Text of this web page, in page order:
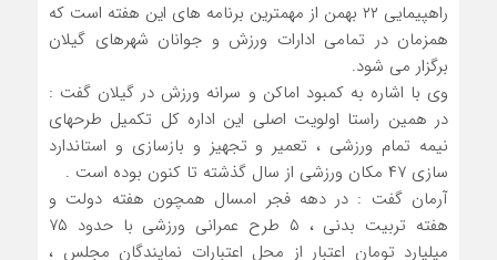
راهپیمایی ۲۲ بهمن از مهمترین برنامه های این هفته است که
همزمان در تمامی ادارات ورزش و جوانان شهرهای گیلان
برگزار می شود.
وی با اشاره به کمبود اماکن و سرانه ورزش در گیلان گفت :
در همین راستا اولویت اصلی این اداره کل تکمیل طرحهای
نیمه تمام ورزشی ، تعمیر و تجهیز و بازسازی و استاندارد
سازی ۴۷ مکان ورزشی از سال گذشته تا کنون بوده است .
آرمان گفت : در دهه فجر امسال همچون هفته دولت و
هفته تربیت بدنی ، ۵ طرح عمرانی ورزشی با حدود ۷۵
میلیارد تومان اعتبار از محل اعتبارات نمایندگان مجلس ،